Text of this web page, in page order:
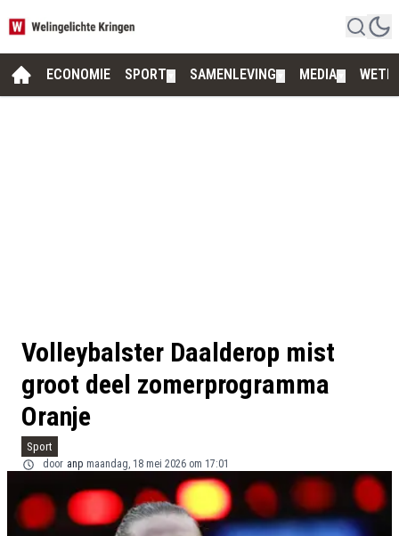
ECONOMIE SPORT SAMENLEVING MEDIA
Volleybalster Daalderop mist
groot deel zomerprogramma
Oranje
Sport
door anp maandag, 18 mei 2026 om 17:01